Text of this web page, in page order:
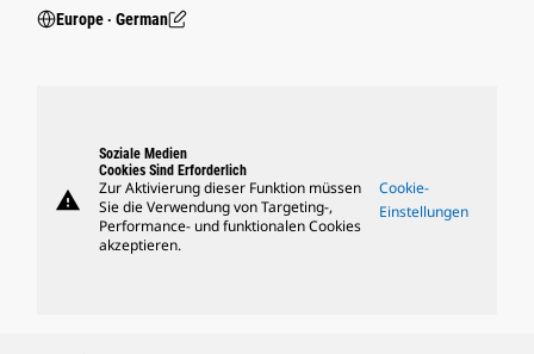
Europe ‧ German
warning
Soziale Medien
Cookies Sind Erforderlich
Zur Aktivierung dieser Funktion müssen
Sie die Verwendung von Targeting-,
Performance- und funktionalen Cookies
akzeptieren.
Cookie-
Einstellungen